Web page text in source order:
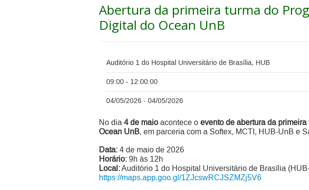
Abertura da primeira turma do
Digital do Ocean UnB
Auditório 1 do Hospital Universitário de Brasília, HUB
09:00 - 12:00:00
04/05/2026 - 04/05/2026
No dia 4 de maio acontece o evento de abertura da
Ocean UnB, em parceria com a Softex, MCTI, HUB-UnB e
Data: 4 de maio de 2026
Horário: 9h às 12h
Local:Auditório 1 do Hospital Universitário de Brasília
https://maps.app.goo.gl/1ZJcswRCJSZMZj5V6